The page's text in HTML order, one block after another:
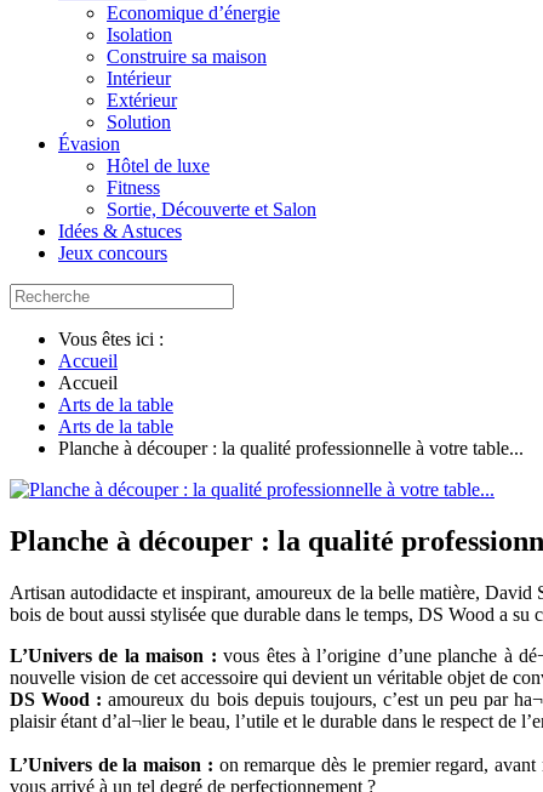
Economique d’énergie
Isolation
Construire sa maison
Intérieur
Extérieur
Solution
Évasion
Hôtel de luxe
Fitness
Sortie, Découverte et Salon
Idées & Astuces
Jeux concours
Vous êtes ici :
Accueil
Accueil
Arts de la table
Arts de la table
Planche à découper : la qualité professionnelle à votre table...
Planche à découper : la qualité
Artisan autodidacte et inspirant, amoureux de la belle matière, David
bois de bout aussi stylisée que durable dans le temps, DS Wood a
L’Univers de la maison : vous êtes à l’origine d’une planche à
nouvelle vision de cet accessoire qui devient un véritable objet de
DS Wood : amoureux du bois depuis toujours, c’est un peu par
plaisir étant d’al¬lier le beau, l’utile et le durable dans le respect de
L’Univers de la maison : on remarque dès le premier regard,
vous arrivé à un tel degré de perfectionnement ?